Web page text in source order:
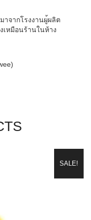
จากโรงงานผู้ผลิต
เหมือนร้านในห้าง
SALE!